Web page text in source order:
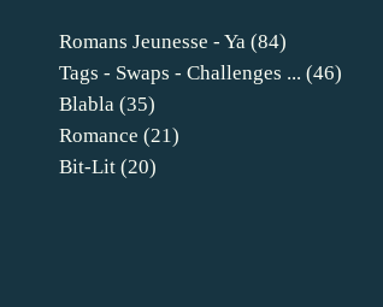
Romans Jeunesse - Ya (84)
Tags - Swaps - Challenges ... (46)
Blabla (35)
Romance (21)
Bit-Lit (20)